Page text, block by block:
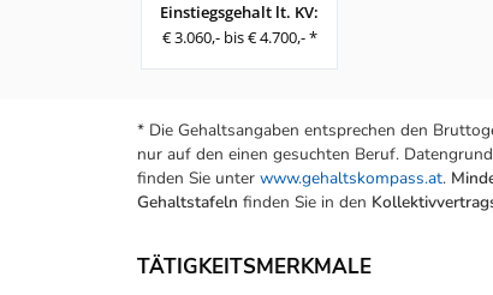
Einstiegsgehalt lt. KV:
€ 3.060,- bis € 4.700,- *
* Die Gehaltsangaben entsprechen den
nur auf den einen gesuchten Beruf.
finden Sie unter www.gehaltskompass.at.
Gehaltstafeln finden Sie in den
TÄTIGKEITSMERKMALE